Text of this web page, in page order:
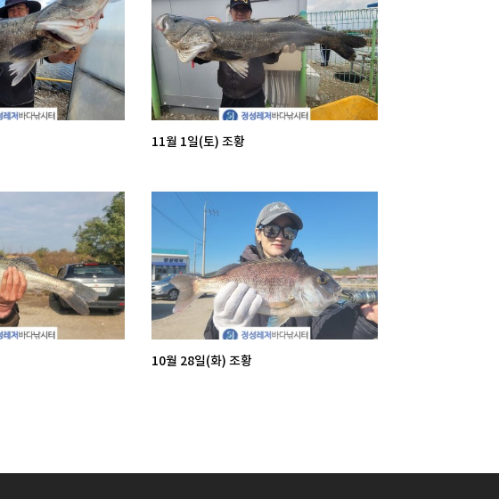
11월 1일(토) 조황
10월 28일(화) 조황